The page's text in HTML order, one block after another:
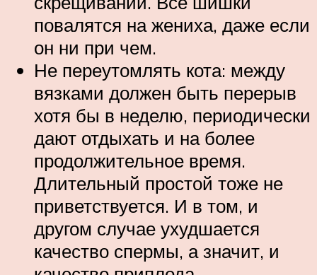
повалятся на жениха, даже если
он ни при чем.
Не переутомлять кота: между
вязками должен быть перерыв
хотя бы в неделю, периодически
дают отдыхать и на более
продолжительное время.
Длительный простой тоже не
приветствуется. И в том, и
другом случае ухудшается
качество спермы, а значит, и